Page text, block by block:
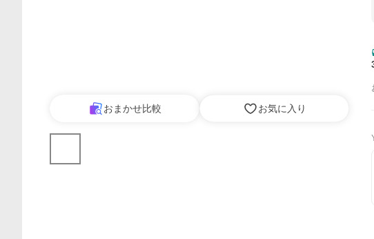
おまかせ比較 お気に入り